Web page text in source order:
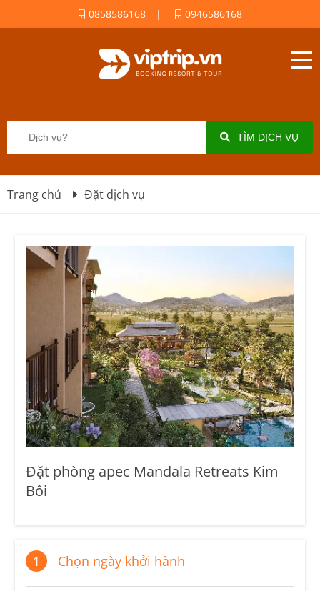
0858586168 | 0946586168
TÌM DỊCH VỤ
Trang chủ Đặt dịch vụ
Đặt phòng apec Mandala Retreats Kim
Bôi
1 Chọn ngày khởi hành